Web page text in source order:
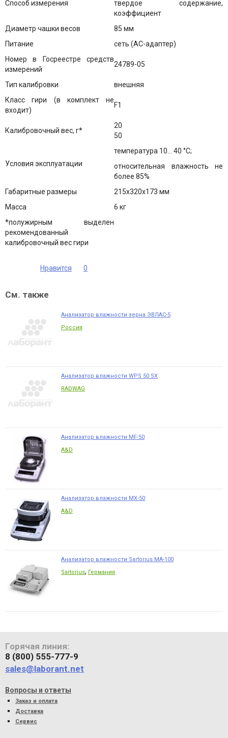
Способ измерения
твердое содержание,
коэффициент
Диаметр чашки весов
85 мм
Питание
сеть (AC-адаптер)
Номер в Госреестре средств
измерений
24789-05
Тип калибровки
внешняя
Класс гири (в комплект не
входит)
F1
Калибровочный вес, г*
20
50
Условия эксплуатации
температура 10... 40 °C;
относительная влажность не
более 85%
Габаритные размеры
215х320х173 мм
Масса
6 кг
*полужирным выделен
рекомендованный
калибровочный вес гири
Нравится 0
См. также
Анализатор влажности зерна ЭВЛАС-5
Россия
Анализатор влажности WPS 50 SX
RADWAG
Анализатор влажности MF-50
A&D
Анализатор влажности MX-50
A&D
Анализатор влажности Sartorius MA-100
Sartorius, Германия
Горячая линия:
8 (800) 555-777-9
sales@laborant.net
Вопросы и ответы
Заказ и оплата
Доставка
Сервис